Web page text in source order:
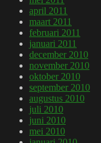
april 2011
maart 2011
februari 2011
januari 2011
december 2010
november 2010
oktober 2010
september 2010
augustus 2010
juli 2010
juni 2010
mei 2010